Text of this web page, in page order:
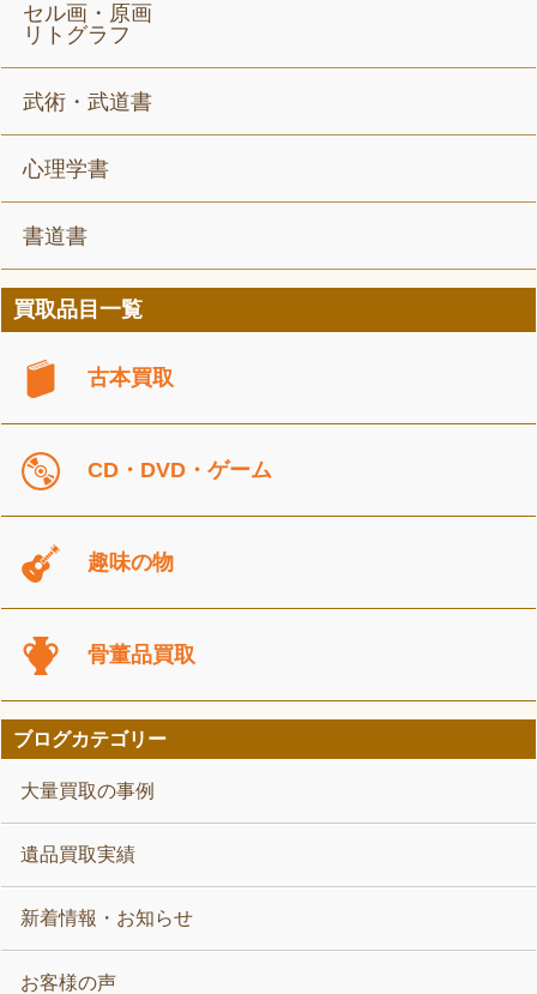
セル画・原画
リトグラフ
武術・武道書
心理学書
書道書
買取品目一覧
古本買取
CD・DVD・ゲーム
趣味の物
骨董品買取
ブログカテゴリー
大量買取の事例
遺品買取実績
新着情報・お知らせ
お客様の声